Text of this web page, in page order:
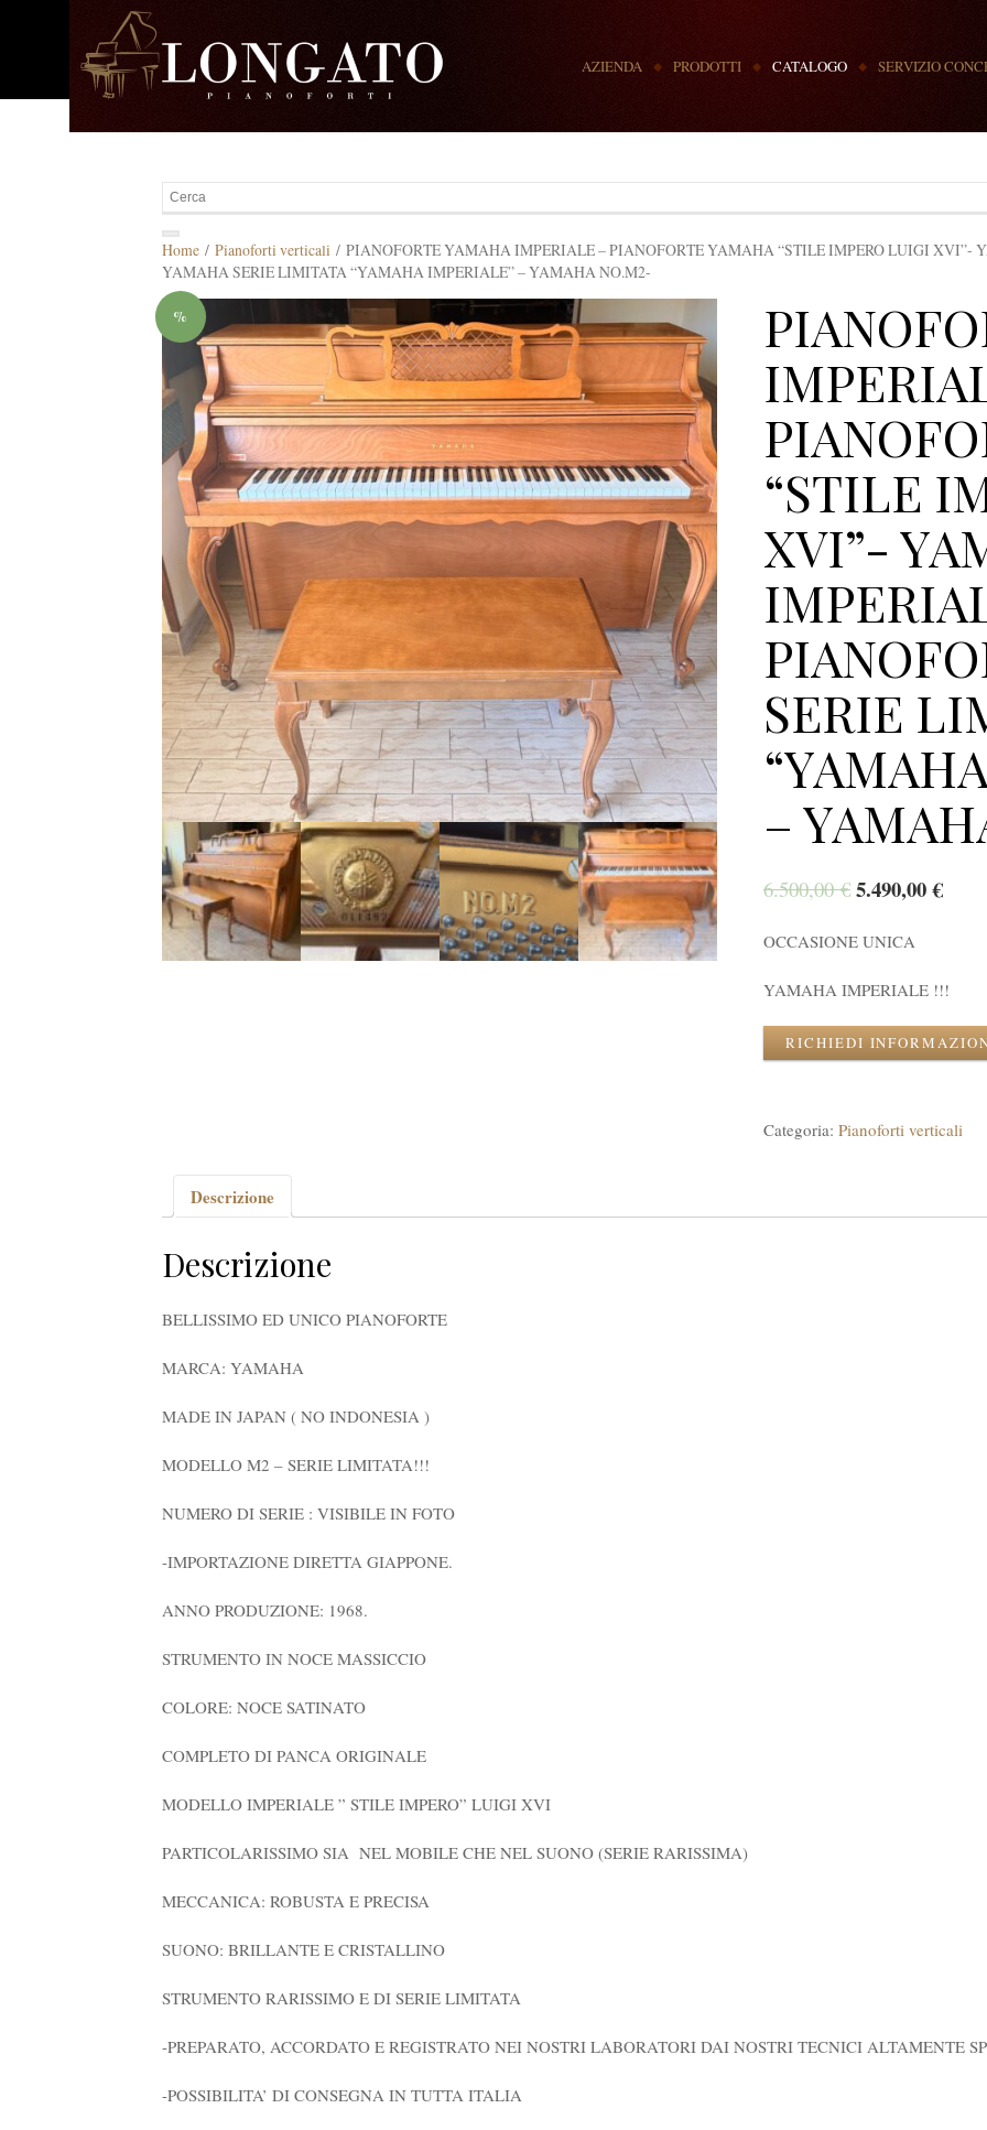
AZIENDA PRODOTTI CATALOGO SERVIZIO
Home / Pianoforti verticali / PIANOFORTE YAMAHA IMPERIALE – PIANOFORTE YAMAHA “STILE IMPERO LUIGI
YAMAHA SERIE LIMITATA “YAMAHA IMPERIALE” – YAMAHA NO.M2-
%
“STILE
XVI”-
SERIE
–
6.500,00€ 5.490,00€
OCCASIONE UNICA
YAMAHA IMPERIALE !!!
RICHIEDI
Categoria: Pianoforti verticali
Descrizione
Descrizione
BELLISSIMO ED UNICO PIANOFORTE
MARCA: YAMAHA
MADE IN JAPAN ( NO INDONESIA )
MODELLO M2 – SERIE LIMITATA!!!
NUMERO DI SERIE : VISIBILE IN FOTO
-IMPORTAZIONE DIRETTA GIAPPONE.
ANNO PRODUZIONE: 1968.
STRUMENTO IN NOCE MASSICCIO
COLORE: NOCE SATINATO
COMPLETO DI PANCA ORIGINALE
MODELLO IMPERIALE ” STILE IMPERO” LUIGI XVI
PARTICOLARISSIMO SIA NEL MOBILE CHE NEL SUONO (SERIE RARISSIMA)
MECCANICA: ROBUSTA E PRECISA
SUONO: BRILLANTE E CRISTALLINO
STRUMENTO RARISSIMO E DI SERIE LIMITATA
-PREPARATO, ACCORDATO E REGISTRATO NEI NOSTRI LABORATORI DAI NOSTRI TECNICI ALTAMENTE
-POSSIBILITA’ DI CONSEGNA IN TUTTA ITALIA